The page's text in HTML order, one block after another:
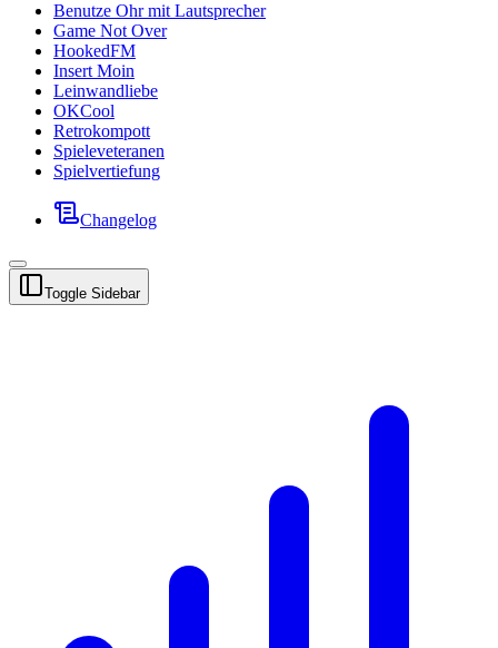
Benutze Ohr mit Lautsprecher
Game Not Over
HookedFM
Insert Moin
Leinwandliebe
OKCool
Retrokompott
Spieleveteranen
Spielvertiefung
Changelog
Toggle Sidebar